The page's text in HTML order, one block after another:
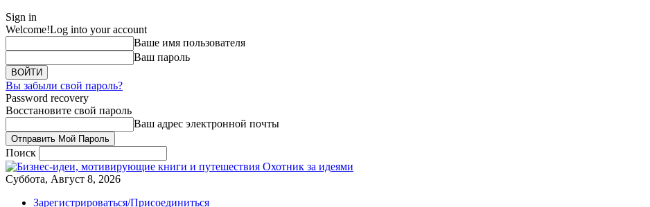
Sign in
Welcome!Log into your account
Ваше имя пользователя
Ваш пароль
Вы забыли свой пароль?
Password recovery
Восстановите свой пароль
Ваш адрес электронной почты
Поиск
Охотник за идеями
Суббота, Август 8, 2026
Зарегистрироваться/Присоединиться